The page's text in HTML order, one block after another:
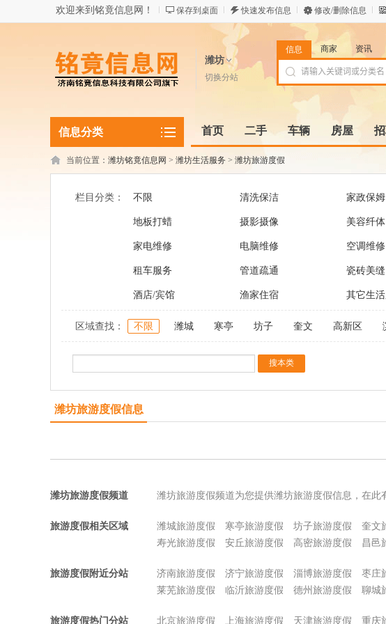
欢迎来到铭竟信息网！ 保存到桌面 快速发布信息 修改/删除信息
潍坊
切换分站
信息 商家 资讯
信息分类 首页 二手 车辆 房屋
当前位置： 潍坊铭竟信息网 > 潍坊生活服务 > 潍坊旅游度假
栏目分类： 不限 清洗保洁 家政保姆
地板打蜡 摄影摄像 美容纤体
家电维修 电脑维修 空调维修
租车服务 管道疏通 瓷砖美缝
酒店/宾馆 渔家住宿 其它生
区域查找： 不限 潍城 寒亭 坊子 奎文 高新区
潍坊旅游度假信息
潍坊旅游度假频道 潍坊旅游度假频道为您提供潍坊旅游度假信息，在
旅游度假相关区域 潍城旅游度假 寒亭旅游度假 坊子旅游度假 奎文
寿光旅游度假
安丘旅游度假 高密旅游度假 昌邑
旅游度假附近分站 济南旅游度假 济宁旅游度假 淄博旅游度假 枣庄
莱芜旅游度假
临沂旅游度假 德州旅游度假 聊城
旅游度假热门分站 北京旅游度假 上海旅游度假 天津旅游度假 重庆